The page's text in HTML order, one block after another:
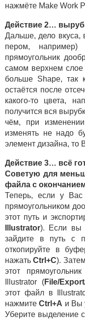
нажмёте Make Work
Действие 2…
Дальше, дело вкуса,
пером,
прямоугольник
самом верхнем слое
больше Shape, так
остаётся после
какого-то цвета,
получится вся
чём, при
изменять не надо
элемент дизайна, то
Действие 3… всё
Советую для
файла с
Теперь, если у
прямоугольником
этот путь и
Illustrator). Если вы
зайдите в путь с
откопируйте в
нажатьCtrl+C).
этот
Illustrator (File/
этот файл в
нажмитеCtrl+A и Вы
Уберите выделение